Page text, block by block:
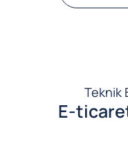
Teknik
E-